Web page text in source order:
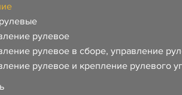
рулевое
рулевое в сборе, управление
рулевое и крепление рулевого